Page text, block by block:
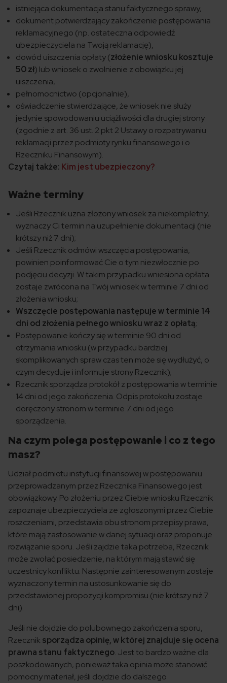
istniejąca dokumentacja stanu faktycznego sprawy,
dokument potwierdzający zakończenie postępowania
reklamacyjnego (np. ostateczna odpowiedź
ubezpieczyciela na Twoją reklamację),
dowód uiszczenia opłaty (złożenie wniosku kosztuje
50 zł) lub wniosek o zwolnienie z obowiązku jej
uiszczenia,
pełnomocnictwo (opcjonalnie),
oświadczenie stwierdzające, że wniosek nie służy
jedynie spowodowaniu uciążliwości dla drugiej strony
(zgodnie z art. 36 ust. 2 pkt 2 Ustawy o rozpatrywaniu
reklamacji przez podmioty rynku finansowego i o
Rzeczniku Finansowym).
Czytaj także: Kim jest ubezpieczony?
Ważne terminy
Jeśli Rzecznik uzna złożony wniosek za niekompletny,
wyznaczy Ci termin na uzupełnienie dokumentacji (nie
krótszy niż 7 dni);
Jeśli Rzecznik odmówi wszczęcia postępowania,
powinien poinformować Cie o tym niezwłocznie po
podjęciu decyzji. W takim przypadku wniesiona opłata
zostaje zwrócona na Twój wniosek w terminie 7 dni od
złożenia wniosku;
Wszczęcie postępowania następuje w terminie 14
dni od złożenia pełnego wniosku wraz z opłatą;
Postępowanie kończy się w terminie 90 dni od
otrzymania wniosku (w przypadku bardziej
skomplikowanych spraw czas ten może się wydłużyć, o
czym decyduje i informuje strony Rzecznik);
Rzecznik sporządza protokół z postępowania w terminie
14 dni od jego zakończenia. Odpis protokołu zostaje
doręczony stronom w terminie 7 dni od jego
sporządzenia.
Na czym polega postępowanie i co z tego
masz?
Udział podmiotu instytucji finansowej w postępowaniu
przeprowadzanym przez Rzecznika Finansowego jest
obowiązkowy. Po złożeniu przez Ciebie wniosku Rzecznik
zapoznaje ubezpieczyciela ze zgłoszonymi przez Ciebie
roszczeniami, przedstawia obu stronom przepisy prawa,
które mają zastosowanie w danej sytuacji oraz proponuje
rozwiązanie sporu. Jeśli zajdzie taka potrzeba, Rzecznik
może zwołać posiedzenie, na którym mają stawić się
uczestnicy konfliktu. Następnie zainteresowanym zostaje
wyznaczony termin na ustosunkowanie się do
przedstawionej propozycji kompromisu (nie krótszy niż 7
dni).
Jeśli nie dojdzie do polubownego zakończenia sporu,
Rzecznik sporządza opinię, w której znajduje się ocena
prawna stanu faktycznego. Jest to bardzo ważne dla
poszkodowanych, ponieważ taka opinia może stanowić
pomocny materiał, jeśli dojdzie do dalszego